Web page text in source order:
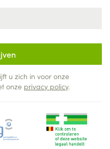
u zich in voor onze
onze privacy policy.